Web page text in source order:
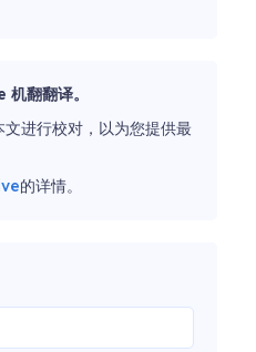
翻翻译。
进行校对，以为您提供最
的详情。